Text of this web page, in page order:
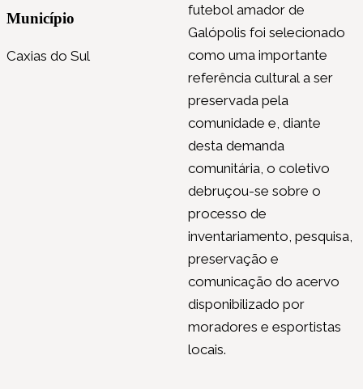
Município
Caxias do Sul
futebol amador de
Galópolis foi selecionado
como uma importante
referência cultural a ser
preservada pela
comunidade e, diante
desta demanda
comunitária, o coletivo
debruçou-se sobre o
processo de
inventariamento, pesquisa,
preservação e
comunicação do acervo
disponibilizado por
moradores e esportistas
locais.